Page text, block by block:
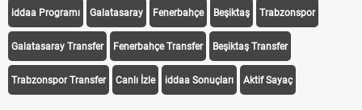
iddaa Programı Galatasaray Fenerbahçe Beşiktaş Trabzonspor
Galatasaray Transfer Fenerbahçe Transfer Beşiktaş Transfer
Trabzonspor Transfer Canlı İzle iddaa Sonuçları Aktif Sayaç